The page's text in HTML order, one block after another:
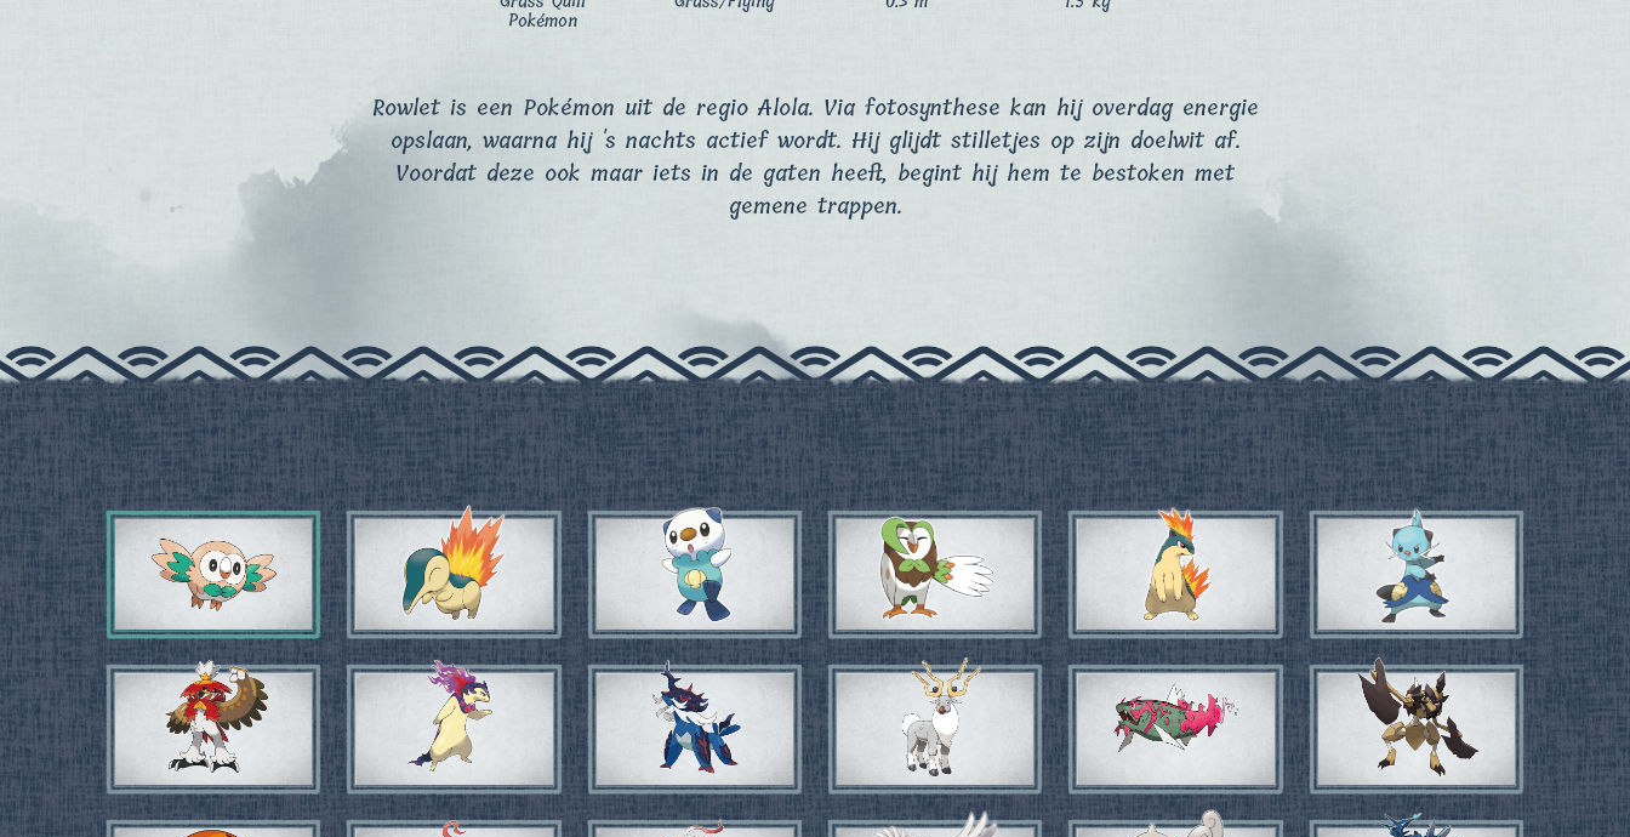
Pokémon
Rowlet is een Pokémon uit de regio Alola. Via fotosynthese kan hij overdag energie
opslaan, waarna hij 's nachts actief wordt. Hij glijdt stilletjes op zijn doelwit af.
Voordat deze ook maar iets in de gaten heeft, begint hij hem te bestoken met
gemene trappen.